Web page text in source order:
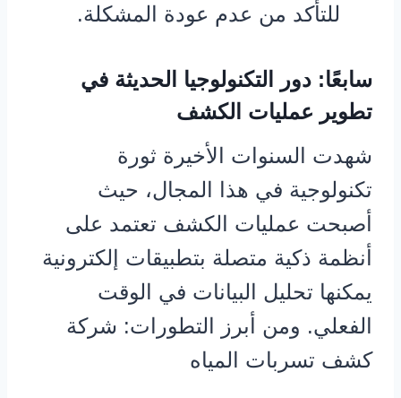
للتأكد من عدم عودة المشكلة.
سابعًا: دور التكنولوجيا الحديثة في
تطوير عمليات الكشف
شهدت السنوات الأخيرة ثورة
تكنولوجية في هذا المجال، حيث
أصبحت عمليات الكشف تعتمد على
أنظمة ذكية متصلة بتطبيقات إلكترونية
يمكنها تحليل البيانات في الوقت
الفعلي. ومن أبرز التطورات: شركة
كشف تسربات المياه